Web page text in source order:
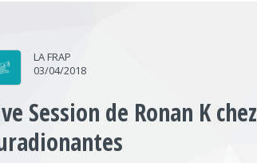
LA FRAP
03/04/2018
Session de Ronan K chez